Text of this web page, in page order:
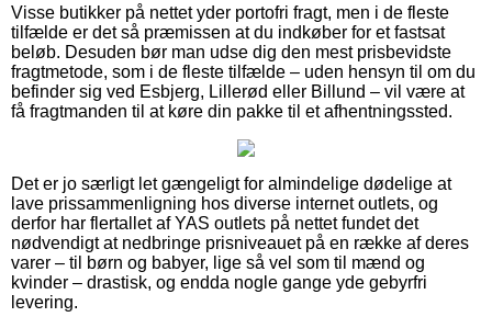
Visse butikker på nettet yder portofri fragt, men i de fleste
tilfælde er det så præmissen at du indkøber for et fastsat
beløb. Desuden bør man udse dig den mest prisbevidste
fragtmetode, som i de fleste tilfælde – uden hensyn til om du
befinder sig ved Esbjerg, Lillerød eller Billund – vil være at
få fragtmanden til at køre din pakke til et afhentningssted.
Det er jo særligt let gængeligt for almindelige dødelige at
lave prissammenligning hos diverse internet outlets, og
derfor har flertallet af YAS outlets på nettet fundet det
nødvendigt at nedbringe prisniveauet på en række af deres
varer – til børn og babyer, lige så vel som til mænd og
kvinder – drastisk, og endda nogle gange yde gebyrfri
levering.